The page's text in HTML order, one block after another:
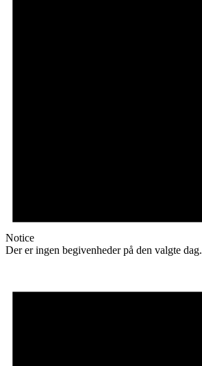
Notice
Der er ingen begivenheder på den valgte dag.